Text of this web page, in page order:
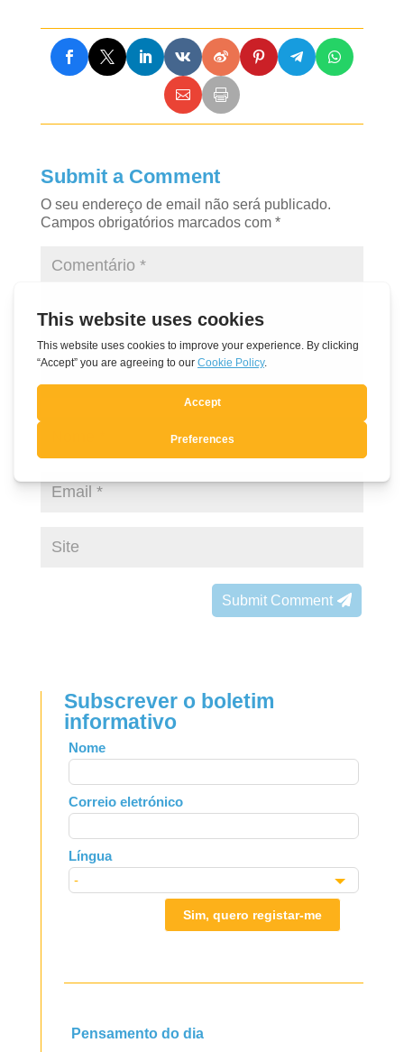
Submit a Comment
O seu endereço de email não será publicado.
Campos obrigatórios marcados com *
Submit Comment
Subscrever o boletim
informativo
Leave
this
field
blank
Nome
Correio eletrónico
Língua
Sim, quero registar-me
Pensamento do dia